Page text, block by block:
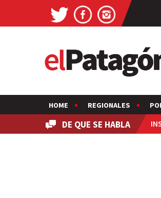
HOME REGIONALES
DE QUE SE HABLA